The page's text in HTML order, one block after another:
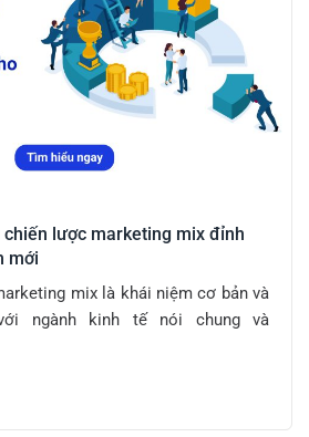
chiến lược marketing mix đỉnh
mới
mix là khái niệm cơ bản và
ngành kinh tế nói chung và